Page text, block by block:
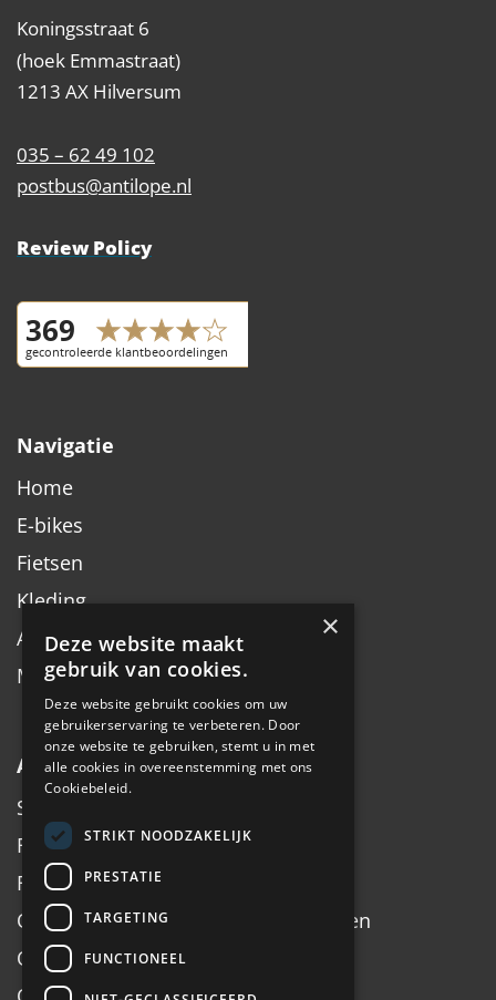
Koningsstraat 6
(hoek Emmastraat)
1213 AX Hilversum
035 – 62 49 102
postbus@antilope.nl
Review Policy
Navigatie
Home
E-bikes
Fietsen
Kleding
Accessoires
Merken
Algemeen
Service
Fiets inruilen
Fietsadvies op maat
Onderhoud, Service, Halen & Brengen
Onderhoud Brompton
×
Deze website maakt
gebruik van cookies.
Deze website gebruikt cookies om uw
gebruikerservaring te verbeteren. Door
onze website te gebruiken, stemt u in met
alle cookies in overeenstemming met ons
Cookiebeleid.
STRIKT NOODZAKELIJK
PRESTATIE
TARGETING
FUNCTIONEEL